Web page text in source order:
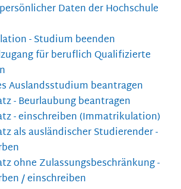
Daten der Hochschule
- Studium beenden
für beruflich Qualifizierte
Auslandsstudium beantragen
- Beurlaubung beantragen
- einschreiben (Immatrikulation)
als ausländischer Studierender -
ohne Zulassungsbeschränkung -
/ einschreiben